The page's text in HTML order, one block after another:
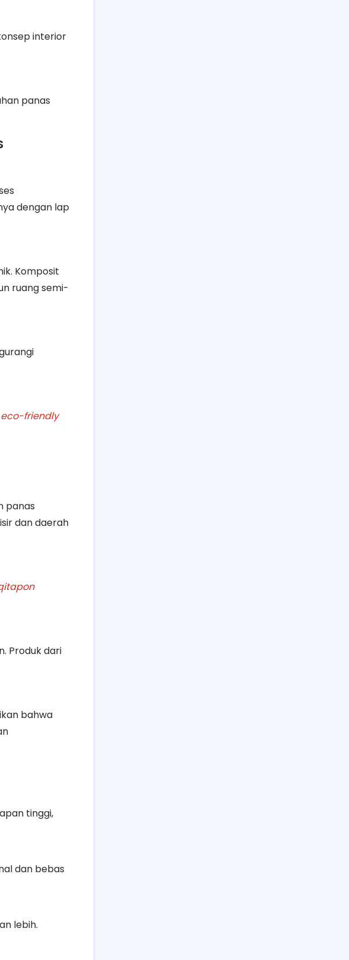
interior
panas
dengan lap
Komposit
ruang semi-
eco-friendly
panas
dan daerah
Produk dari
bahwa
tinggi,
dan bebas
lebih.